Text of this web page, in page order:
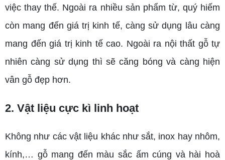
việc thay thế. Ngoài ra nhiều sản phẩm từ, quý hiếm
còn mang đến giá trị kinh tế, càng sử dụng lâu càng
mang đến giá trị kinh tế cao. Ngoài ra nội thất gỗ tự
nhiên càng sử dụng thì sẽ căng bóng và càng hiện
vân gỗ đẹp hơn.
2. Vật liệu cực kì linh hoạt
Không như các vật liệu khác như sắt, inox hay nhôm,
kính,… gỗ mang đến màu sắc ấm cúng và hài hoà